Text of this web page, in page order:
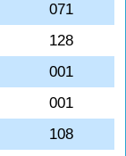
071
128
001
001
108